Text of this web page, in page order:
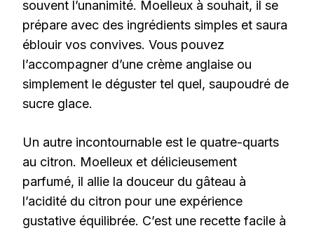
souvent l’unanimité. Moelleux à souhait, il se
prépare avec des ingrédients simples et saura
éblouir vos convives. Vous pouvez
l’accompagner d’une crème anglaise ou
simplement le déguster tel quel, saupoudré de
sucre glace.
Un autre incontournable est le quatre-quarts
au citron. Moelleux et délicieusement
parfumé, il allie la douceur du gâteau à
l’acidité du citron pour une expérience
gustative équilibrée. C’est une recette facile à